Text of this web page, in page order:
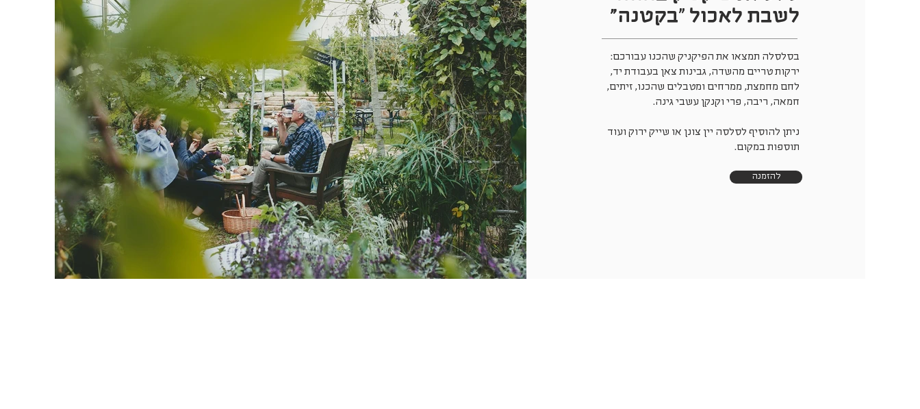
לשבת לאכול "בקטנה״
בסלסלה תמצאו את הפיקניק שהכנו עבורכם:
ירקות טריים מהשדה, גבינות צאן בעבודת יד,
לחם מחמצת, ממרחים ומטבלים שהכנו, זיתים,
חמאה, ריבה, פרי וקנקן עשבי גינה.
ניתן להוסיף לסלסה יין צונן או שייק ירוק ועוד
תוספות במקום.
להזמנה